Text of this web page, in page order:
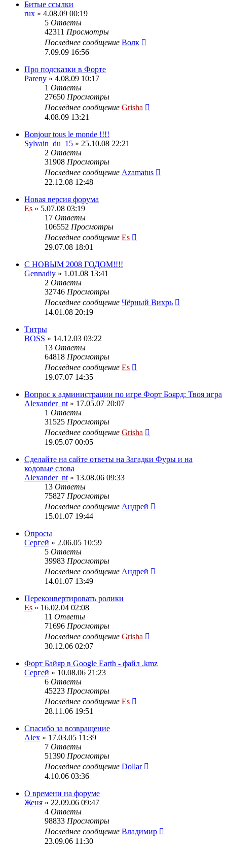
Битые ссылки
rux » 4.08.09 00:19
5 Ответы
42311 Просмотры
Последнее сообщение Волк
7.09.09 16:56
Про подсказки в Форте
Pareny » 4.08.09 10:17
1 Ответы
27650 Просмотры
Последнее сообщение Grisha
4.08.09 13:21
Bonjour tous le monde !!!!
Sylvain_du_15 » 25.10.08 22:21
2 Ответы
31908 Просмотры
Последнее сообщение Azamatus
22.12.08 12:48
Новая версия форума
Es » 5.07.08 03:19
17 Ответы
106552 Просмотры
Последнее сообщение Es
29.07.08 18:01
C НОВЫМ 2008 ГОДОМ!!!!
Gennadiy » 1.01.08 13:41
2 Ответы
32746 Просмотры
Последнее сообщение Чёрный Вихрь
14.01.08 20:19
Титры
BOSS » 14.12.03 03:22
13 Ответы
64818 Просмотры
Последнее сообщение Es
19.07.07 14:35
Вопрос к администрации по игре Форт Боярд: Твоя игра
Alexander_nt » 17.05.07 20:07
1 Ответы
31525 Просмотры
Последнее сообщение Grisha
19.05.07 00:05
Сделайте на сайте ответы на Загадки Фуры и на
кодовые слова
Alexander_nt » 13.08.06 09:33
13 Ответы
75827 Просмотры
Последнее сообщение Андрей
15.01.07 19:44
Опросы
Сергей » 2.06.05 10:59
5 Ответы
39983 Просмотры
Последнее сообщение Андрей
14.01.07 13:49
Переконвертировать ролики
Es » 16.02.04 02:08
11 Ответы
71696 Просмотры
Последнее сообщение Grisha
30.12.06 02:07
Форт Байяр в Google Earth - файл .kmz
Сергей » 10.08.06 21:23
6 Ответы
45223 Просмотры
Последнее сообщение Es
28.11.06 19:51
Спасибо за возвращение
Alex » 17.03.05 11:39
7 Ответы
51390 Просмотры
Последнее сообщение Dollar
4.10.06 03:36
О времени на форуме
Женя » 22.09.06 09:47
4 Ответы
98833 Просмотры
Последнее сообщение Владимир
23.09.06 11:30